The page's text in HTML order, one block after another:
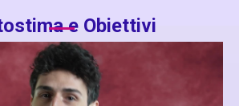
e Obiettivi